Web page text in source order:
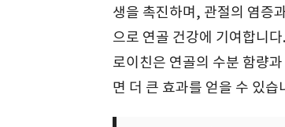
생을 촉진하며, 관절의 염증
으로 연골 건강에 기여합니
로이친은 연골의 수분 함량
면 더 큰 효과를 얻을 수 있습